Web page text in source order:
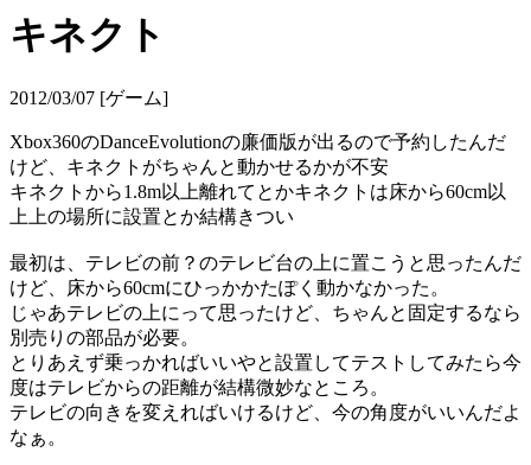
キネクト
2012/03/07 [ゲーム]
Xbox360のDanceEvolutionの廉価版が出るので予約したんだ
けど、キネクトがちゃんと動かせるかが不安
キネクトから1.8m以上離れてとかキネクトは床から60cm以
上上の場所に設置とか結構きつい
最初は、テレビの前？のテレビ台の上に置こうと思ったんだ
けど、床から60cmにひっかかたぽく動かなかった。
じゃあテレビの上にって思ったけど、ちゃんと固定するなら
別売りの部品が必要。
とりあえず乗っかればいいやと設置してテストしてみたら今
度はテレビからの距離が結構微妙なところ。
テレビの向きを変えればいけるけど、今の角度がいいんだよ
なぁ。